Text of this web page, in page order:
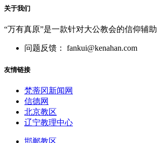
关于我们
“万有真原”是一款针对大公教会的信仰辅
问题反馈： fankui@kenahan.com
友情链接
梵蒂冈新闻网
信德网
北京教区
辽宁教理中心
邯郸教区